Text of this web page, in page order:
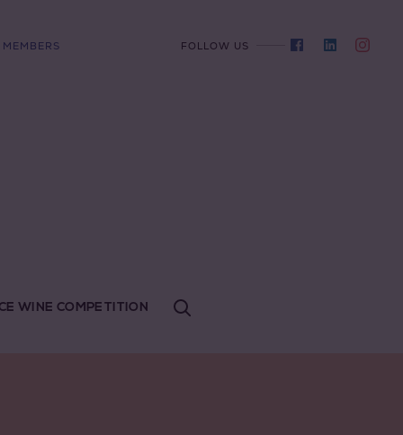
MEMBERS FOLLOW US
WINE COMPETITION